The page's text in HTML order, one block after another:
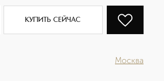
КУПИТЬ СЕЙЧАС
Москва